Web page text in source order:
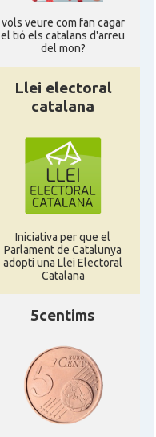
vols veure com fan cagar
el tió els catalans d'arreu
del mon?
Llei electoral
catalana
Iniciativa per que el
Parlament de Catalunya
adopti una Llei Electoral
Catalana
5centims